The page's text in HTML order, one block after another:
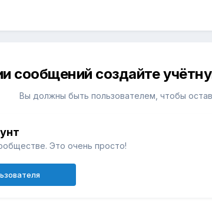
сообщений создайте
Вы должны быть пользователем, чтобы
Это очень просто!